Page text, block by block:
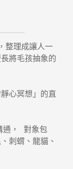
整理成讓人一
將毛孩抽象的
心冥想」的直
通， 對象包
刺蝟、龍貓、